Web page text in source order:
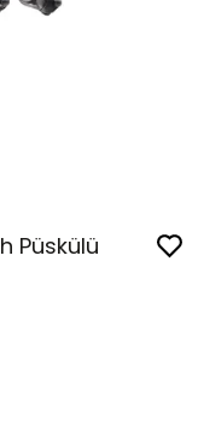
Püskülü